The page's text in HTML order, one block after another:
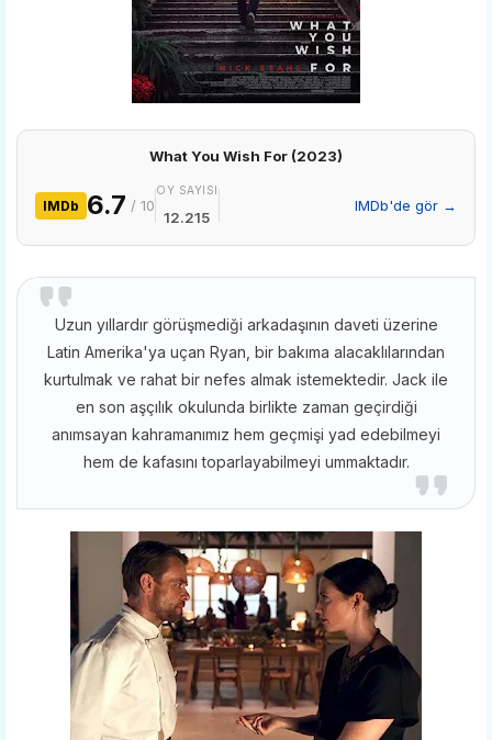
What You Wish For (2023)
IMDb 6.7 / 10
OY SAYISI
12.215
IMDb'de gör →
Uzun yıllardır görüşmediği arkadaşının daveti üzerine
Latin Amerika'ya uçan Ryan, bir bakıma alacaklılarından
kurtulmak ve rahat bir nefes almak istemektedir. Jack ile
en son aşçılık okulunda birlikte zaman geçirdiği
anımsayan kahramanımız hem geçmişi yad edebilmeyi
hem de kafasını toparlayabilmeyi ummaktadır.